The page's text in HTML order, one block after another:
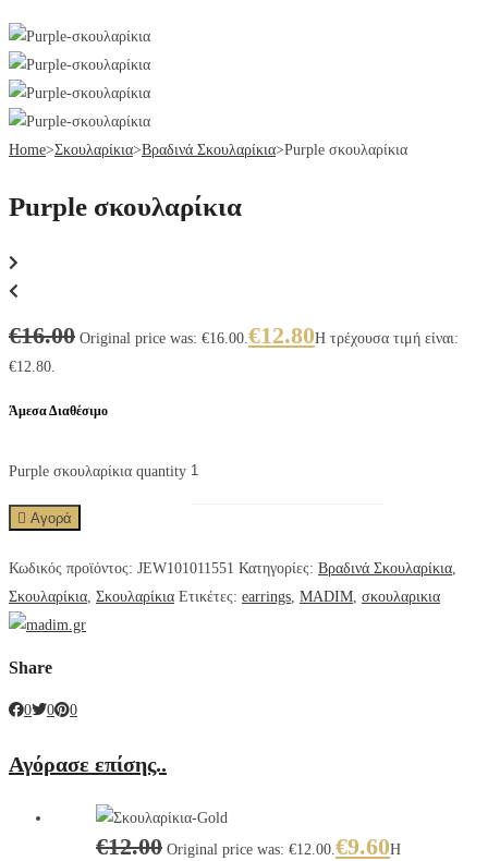
Home>Σκουλαρίκια>Βραδινά Σκουλαρίκια>Purple σκουλαρίκια
Purple σκουλαρίκια
€16.00 Original price was: €16.00. €12.80Η τρέχουσα τιμή είναι:
€12.80.
Άμεσα Διαθέσιμο
Purple σκουλαρίκια quantity
Αγορά
Κωδικός προϊόντος: JEW101011551 Κατηγορίες: Βραδινά Σκουλαρίκια
Σκουλαρίκια Σκουλαρίκια Ετικέτες: earrings MADIM σκουλαρικια
Share
0 0 0
Αγόρασε επίσης..
€12.00 Original price was: €12.00. €9.60Η